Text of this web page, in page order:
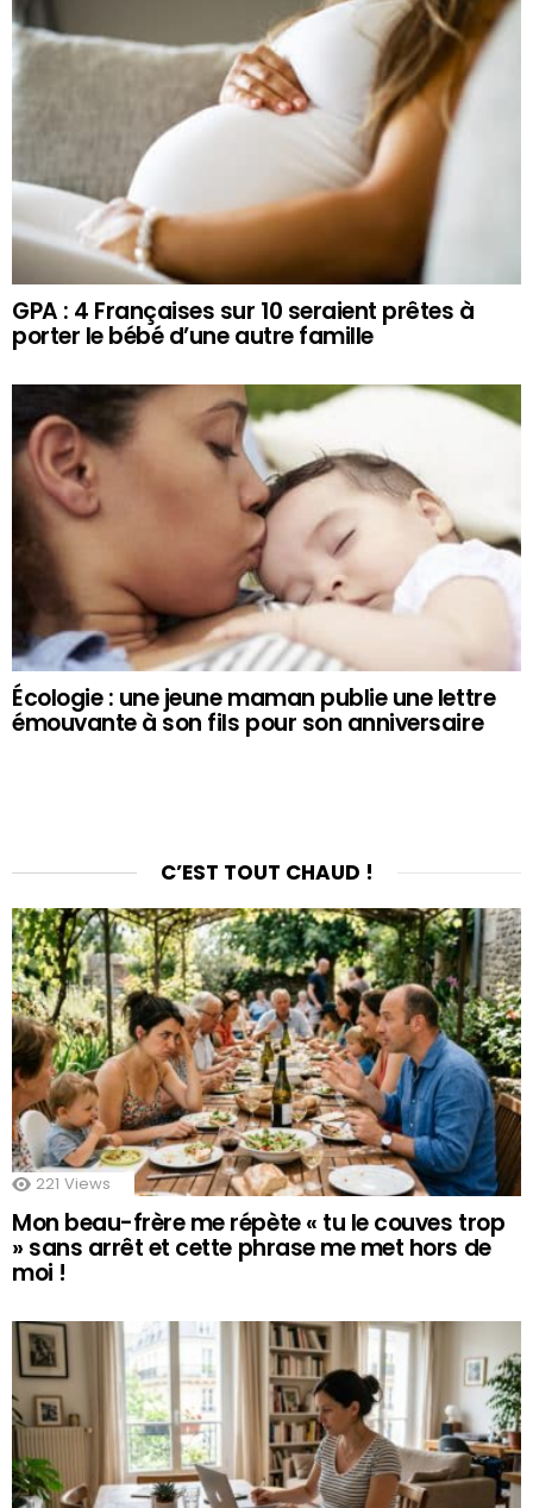
GPA : 4 Françaises sur 10 seraient prêtes à
porter le bébé d’une autre famille
Écologie : une jeune maman publie une lettre
émouvante à son fils pour son anniversaire
C’EST TOUT CHAUD !
221 Views
Mon beau-frère me répète « tu le couves trop
» sans arrêt et cette phrase me met hors de
moi !